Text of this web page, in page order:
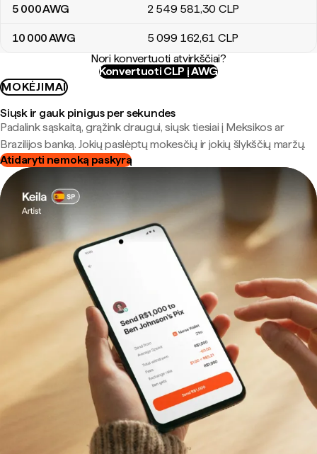
5 000AWG 2 549 581,30 CLP
10 000AWG 5 099 162,61 CLP
Nori konvertuoti atvirkščiai?
Konvertuoti CLP į AWG
MOKĖJIMAI
Siųsk ir gauk pinigus per sekundes
Padalink sąskaitą, grąžink draugui, siųsk tiesiai į Meksikos ar
Brazilijos banką. Jokių paslėptų mokesčių ir jokių šlykščių maržų.
Atidaryti nemoką paskyrą